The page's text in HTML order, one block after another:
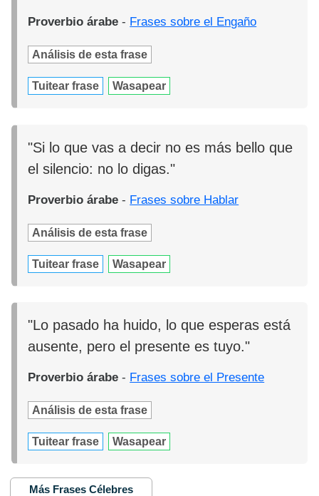
Proverbio árabe - Frases sobre el Engaño
Análisis de esta frase
Tuitear frase Wasapear
"Si lo que vas a decir no es más bello que
el silencio: no lo digas."
Proverbio árabe - Frases sobre Hablar
Análisis de esta frase
Tuitear frase Wasapear
"Lo pasado ha huido, lo que esperas está
ausente, pero el presente es tuyo."
Proverbio árabe - Frases sobre el Presente
Análisis de esta frase
Tuitear frase Wasapear
Más Frases Célebres